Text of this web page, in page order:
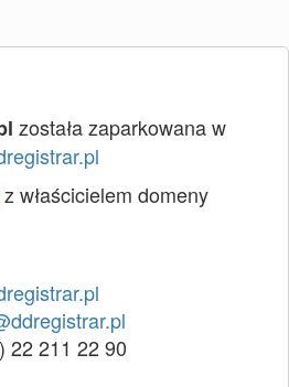
została zaparkowana w
z właścicielem domeny
22 211 22 90